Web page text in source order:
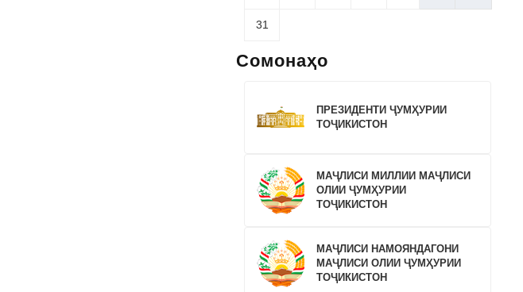
31
Сомонаҳо
ПРЕЗИДЕНТИ ҶУМҲУРИИ
ТОҶИКИСТОН
МАҶЛИСИ МИЛЛИИ МАҶЛИСИ
ОЛИИ ҶУМҲУРИИ
ТОҶИКИСТОН
МАҶЛИСИ НАМОЯНДАГОНИ
МАҶЛИСИ ОЛИИ ҶУМҲУРИИ
ТОҶИКИСТОН